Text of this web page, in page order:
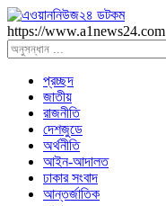
https://www.a1news24.com
প্রচ্ছদ
জাতীয়
রাজনীতি
দেশজুডে
অর্থনীতি
আইন-আদালত
ঢাকার সংবাদ
আন্তর্জাতিক